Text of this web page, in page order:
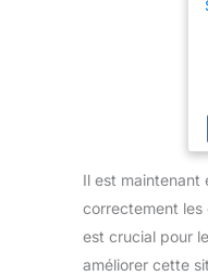
Il est
correctement les
est crucial pour
améliorer cette